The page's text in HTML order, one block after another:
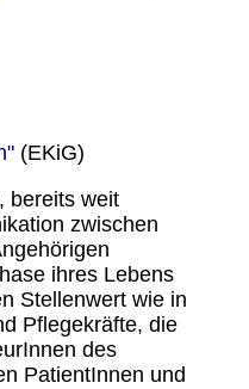
(EKiG)
bereits weit
zwischen
ihres Lebens
Stellenwert wie in
Pflegekräfte, die
des
PatientInnen und